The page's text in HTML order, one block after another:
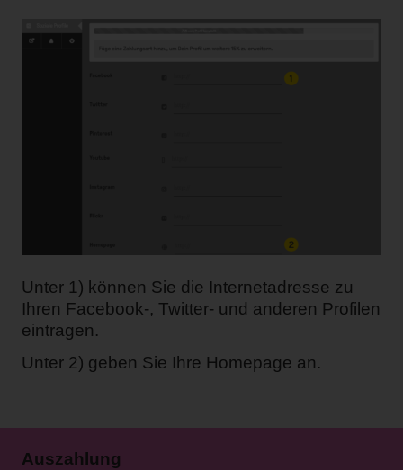
Unter 1) können Sie die Internetadresse zu
Ihren Facebook-, Twitter- und anderen Profilen
eintragen.
Unter 2) geben Sie Ihre Homepage an.
Auszahlung